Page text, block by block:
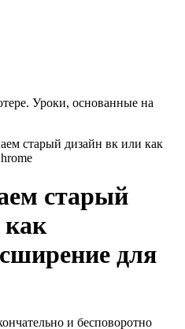
старый дизайн вк или как
старый
как
для
и бесповоротно